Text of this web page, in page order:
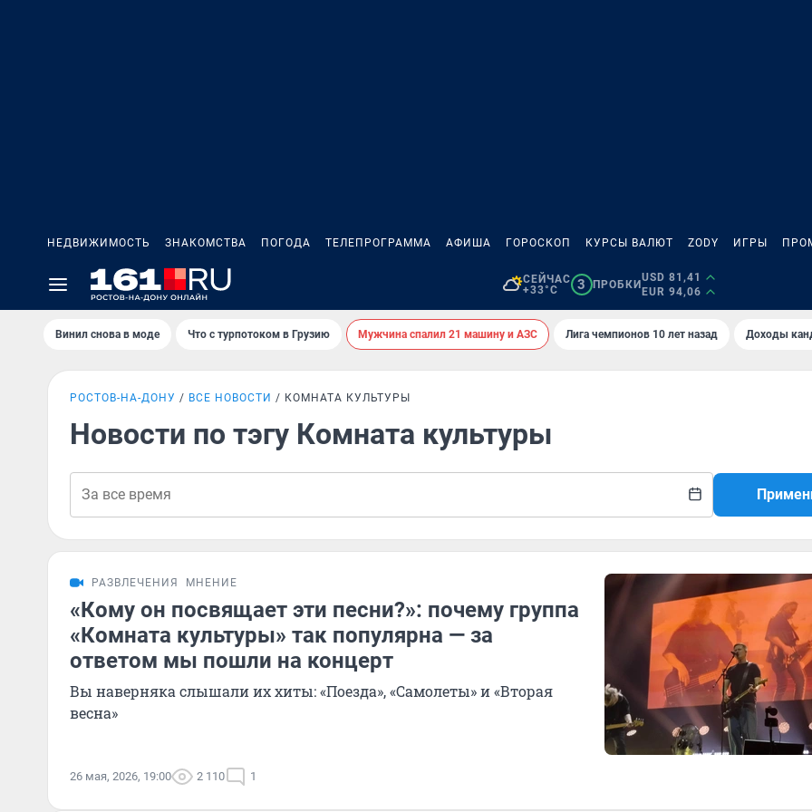
НЕДВИЖИМОСТЬ ЗНАКОМСТВА ПОГОДА ТЕЛЕПРОГРАММА АФИША ГОРОСКОП КУРСЫ ВАЛЮТ ZODY ИГРЫ
СЕЙЧАС
+33°C
3 ПРОБКИ
USD 81,41
EUR 94,06
Винил снова в моде Что с турпотоком в Грузию Мужчина спалил 21 машину и АЗС Лига чемпионов 10 лет назад Доходы
РОСТОВ-НА-ДОНУ ВСЕ НОВОСТИ КОМНАТА КУЛЬТУРЫ
Новости по тэгу Комната культуры
РАЗВЛЕЧЕНИЯ МНЕНИЕ
«Кому он посвящает эти песни?»: почему группа
«Комната культуры» так популярна — за
ответом мы пошли на концерт
Вы наверняка слышали их хиты: «Поезда», «Самолеты» и «Вторая
весна»
26 мая, 2026, 19:00 2 110 1